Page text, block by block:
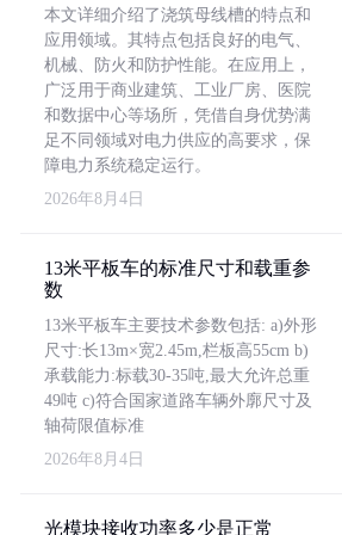
本文详细介绍了浇筑母线槽的特点和
应用领域。其特点包括良好的电气、
机械、防火和防护性能。在应用上，
广泛用于商业建筑、工业厂房、医院
和数据中心等场所，凭借自身优势满
足不同领域对电力供应的高要求，保
障电力系统稳定运行。
2026年8月4日
13米平板车的标准尺寸和载重参
数
13米平板车主要技术参数包括: a)外形
尺寸:长13m×宽2.45m,栏板高55cm b)
承载能力:标载30-35吨,最大允许总重
49吨 c)符合国家道路车辆外廓尺寸及
轴荷限值标准
2026年8月4日
光模块接收功率多少是正常